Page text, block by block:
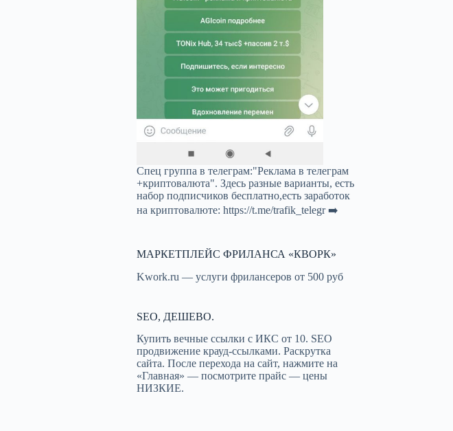
Спец группа в телеграм:"Реклама в телеграм
+криптовалюта". Здесь разные варианты, есть
набор подписчиков бесплатно,есть заработок
на криптовалюте:https://t.me/trafik_telegr➡️
МАРКЕТПЛЕЙС ФРИЛАНСА «КВОРК»
Kwork.ru — услуги фрилансеров от 500 руб
SEO, ДЕШЕВО.
Купить вечные ссылки с ИКС от 10. SEO
продвижение крауд-ссылками. Раскрутка
сайта. После перехода на сайт, нажмите на
«Главная» — посмотрите прайс — цены
НИЗКИЕ.